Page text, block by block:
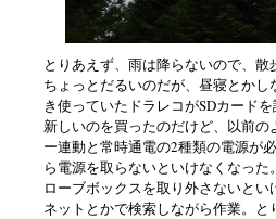
とりあえず、雨は降らないので、
ちょっとだるいのだが、昼寝とか
き使っていたドラレコがSDカード
新しいのを買ったのだけど、以前
ー連動と常時通電の2種類の電源が
ら電源を取らないといけなくなっ
ローブボックスを取り外さないと
ネットとかで検索しながら作業。